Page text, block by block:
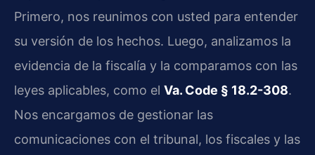
Primero, nos reunimos con usted para entender
su versión de los hechos. Luego, analizamos la
evidencia de la fiscalía y la comparamos con las
leyes aplicables, como el Va. Code § 18.2-308.
Nos encargamos de gestionar las
comunicaciones con el tribunal, los fiscales y las